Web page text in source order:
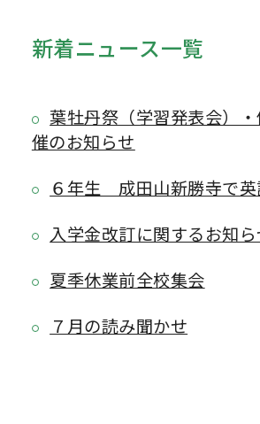
新着ニュース一覧
葉牡丹祭（学習発表会）
催のお知らせ
６年生 成田山新勝寺で英
入学金改訂に関するお知
夏季休業前全校集会
７月の読み聞かせ